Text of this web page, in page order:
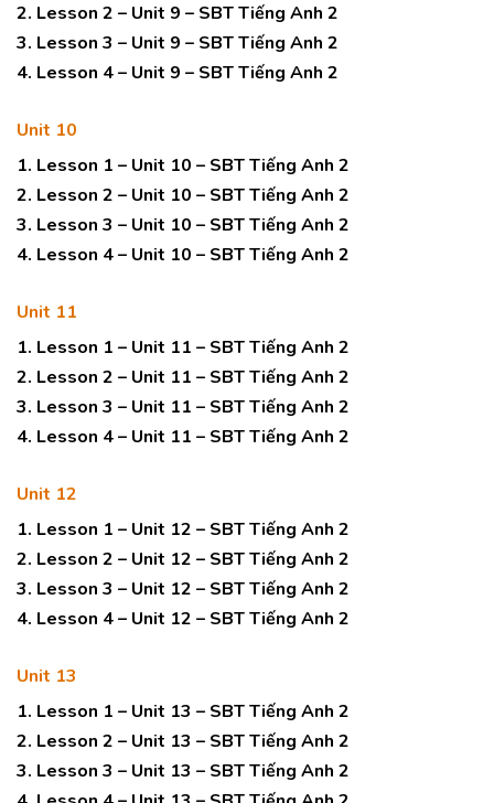
2. Lesson 2 – Unit 9 – SBT Tiếng Anh 2
3. Lesson 3 – Unit 9 – SBT Tiếng Anh 2
4. Lesson 4 – Unit 9 – SBT Tiếng Anh 2
Unit 10
1. Lesson 1 – Unit 10 – SBT Tiếng Anh 2
2. Lesson 2 – Unit 10 – SBT Tiếng Anh 2
3. Lesson 3 – Unit 10 – SBT Tiếng Anh 2
4. Lesson 4 – Unit 10 – SBT Tiếng Anh 2
Unit 11
1. Lesson 1 – Unit 11 – SBT Tiếng Anh 2
2. Lesson 2 – Unit 11 – SBT Tiếng Anh 2
3. Lesson 3 – Unit 11 – SBT Tiếng Anh 2
4. Lesson 4 – Unit 11 – SBT Tiếng Anh 2
Unit 12
1. Lesson 1 – Unit 12 – SBT Tiếng Anh 2
2. Lesson 2 – Unit 12 – SBT Tiếng Anh 2
3. Lesson 3 – Unit 12 – SBT Tiếng Anh 2
4. Lesson 4 – Unit 12 – SBT Tiếng Anh 2
Unit 13
1. Lesson 1 – Unit 13 – SBT Tiếng Anh 2
2. Lesson 2 – Unit 13 – SBT Tiếng Anh 2
3. Lesson 3 – Unit 13 – SBT Tiếng Anh 2